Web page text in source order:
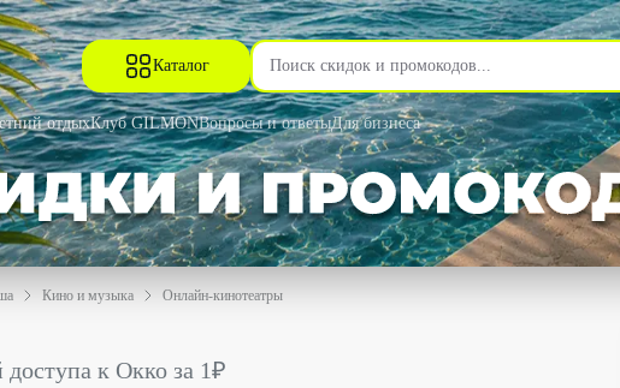
Каталог
отдыхКлуб GILMONВопросы и ответыДля бизнеса
Кино и музыка Онлайн-кинотеатры
за 1₽ со скидкой 100% - Okko в Самаре
доступа к Окко за 1₽